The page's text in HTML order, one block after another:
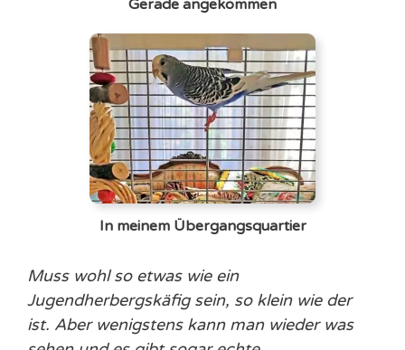
Gerade angekommen
In meinem Übergangsquartier
Muss wohl so etwas wie ein
Jugendherbergskäfig sein, so klein wie der
ist. Aber wenigstens kann man wieder was